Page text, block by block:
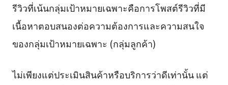
รีวิวที่เน้นกลุ่มเป้าหมายเฉพาะคือการโพสต์รีวิวที่มี
เนื้อหาตอบสนองต่อความต้องการและความสนใจ
ของกลุ่มเป้าหมายเฉพาะ (กลุ่มลูกค้า)
ไม่เพียงแต่ประเมินสินค้าหรือบริการว่าดีเท่านั้น แต่